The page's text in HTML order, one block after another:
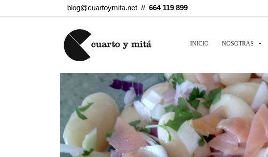
blog@cuartoymita.net // 664 119 899
INICIO NOSOTRAS